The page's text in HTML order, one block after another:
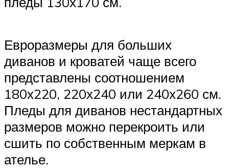
Евроразмеры для больших
диванов и кроватей чаще всего
представлены соотношением
180х220, 220х240 или 240х260 см.
Пледы для диванов нестандартных
размеров можно перекроить или
сшить по собственным меркам в
ателье.